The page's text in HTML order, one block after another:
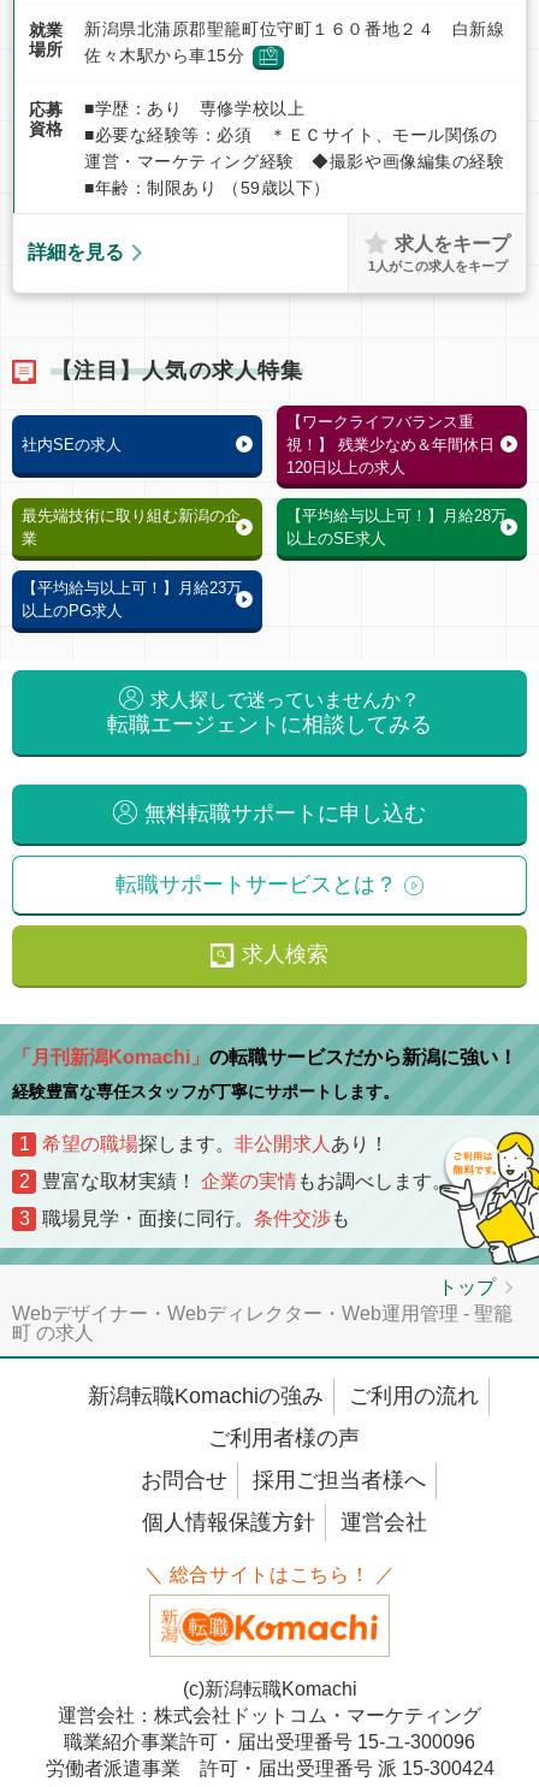
就業
場所
新潟県北蒲原郡聖籠町位守町１６０番地２４ 白新線
佐々木駅から車15分
応募
資格
■学歴：あり 専修学校以上
■必要な経験等：必須 ＊ＥＣサイト、モール関係の
運営・マーケティング経験 ◆撮影や画像編集の経験
■年齢：制限あり （59歳以下）
詳細を見る 求人をキープ
1 人がこの求人をキープ
【注目】人気の求人特集
社内SEの求人
【ワークライフバランス重
視！】 残業少なめ＆年間休日
120日以上の求人
最先端技術に取り組む新潟の企
業
【平均給与以上可！】月給28万
以上のSE求人
【平均給与以上可！】月給23万
以上のPG求人
求人探しで迷っていませんか？
転職エージェントに相談してみる
無料転職サポートに申し込む
転職サポートサービスとは？
求人検索
「月刊新潟Komachi」 の転職サービスだから新潟に強い！
経験豊富な専任スタッフが丁寧にサポートします。
1 希望の職場探します。 非公開求人 あり！
2
豊富な取材実績！ 企業の実情もお調べします。
3
職場見学・面接に同行。 条件交渉も
トップ
Webデザイナー・Webディレクター・Web運用管理 - 聖籠
町 の求人
新潟転職Komachiの強み
ご利用の流れ
ご利用者様の声
お問合せ
採用ご担当者様へ
個人情報保護方針
運営会社
＼ 総合サイトはこちら！ ／
(c)新潟転職Komachi
運営会社：株式会社ドットコム・マーケティング
職業紹介事業許可・届出受理番号 15-ユ-300096
労働者派遣事業 許可・届出受理番号 派 15-300424